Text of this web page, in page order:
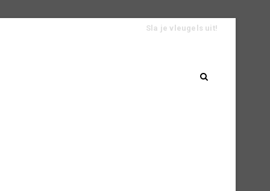
Sla je vleugels uit!